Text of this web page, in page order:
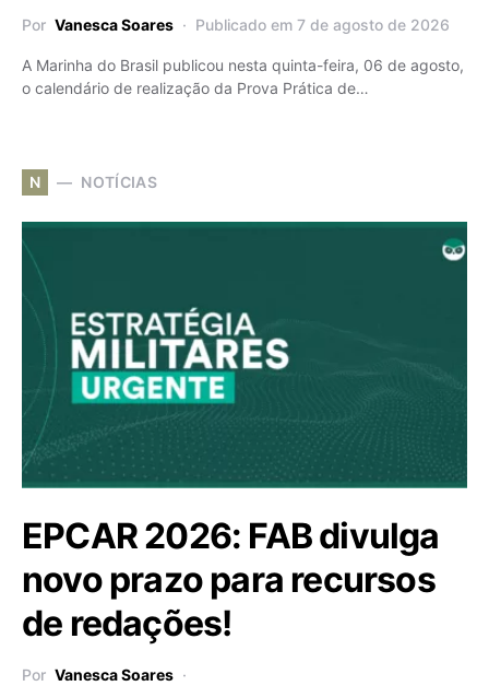
Por Vanesca Soares Publicado em 7 de agosto de 2026
A Marinha do Brasil publicou nesta quinta-feira, 06 de agosto,
o calendário de realização da Prova Prática de…
N NOTÍCIAS
EPCAR 2026: FAB divulga
novo prazo para recursos
de redações!
Por Vanesca Soares